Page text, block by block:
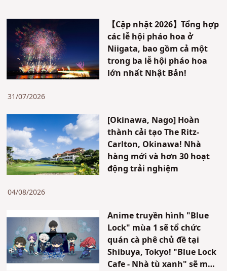
【Cập nhật 2026】Tổng hợp
các lễ hội pháo hoa ở
Niigata, bao gồm cả một
trong ba lễ hội pháo hoa
lớn nhất Nhật Bản!
31/07/2026
[Okinawa, Nago] Hoàn
thành cải tạo The Ritz-
Carlton, Okinawa! Nhà
hàng mới và hơn 30 hoạt
động trải nghiệm
04/08/2026
Anime truyền hình "Blue
Lock" mùa 1 sẽ tổ chức
quán cà phê chủ đề tại
Shibuya, Tokyo! "Blue Lock
Cafe - Nhà tù xanh" sẽ mở